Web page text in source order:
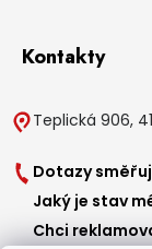
Kontakty
Teplická 906,
Dotazy
Jaký je stav
Chci